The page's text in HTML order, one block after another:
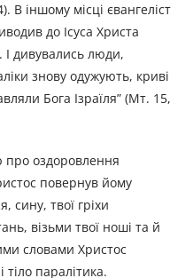
В іншому місці євангеліст
до Ісуса Христа
І дивувались люди,
знову одужують, криві
Бога Ізраїля” (Мт. 15,
про оздоровлення
повернув йому
сину, твої гріхи
візьми твої ноші та й
словами Христос
паралітика.